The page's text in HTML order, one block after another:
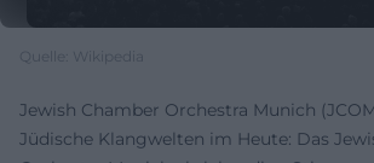
Quelle: Wikipedia
Jewish Chamber Orchestra Munich
Jüdische Klangwelten im Heute: Das